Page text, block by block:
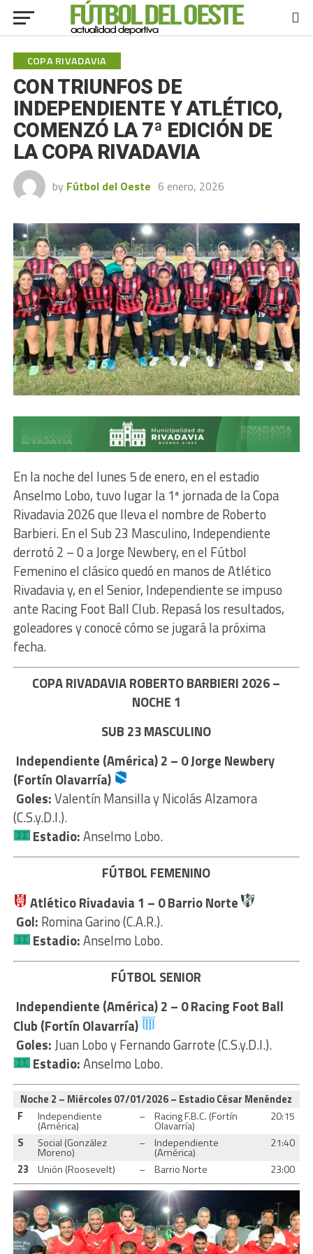
COPA RIVADAVIA
CON TRIUNFOS DE
INDEPENDIENTE Y ATLÉTICO,
COMENZÓ LA 7ª EDICIÓN DE
LA COPA RIVADAVIA
by Fútbol del Oeste 6 enero, 2026
En la noche del lunes 5 de enero, en el estadio
Anselmo Lobo, tuvo lugar la 1ª jornada de la Copa
Rivadavia 2026 que lleva el nombre de Roberto
Barbieri. En el Sub 23 Masculino, Independiente
derrotó 2 – 0 a Jorge Newbery, en el Fútbol
Femenino el clásico quedó en manos de Atlético
Rivadavia y, en el Senior, Independiente se impuso
ante Racing Foot Ball Club. Repasá los resultados,
goleadores y conocé cómo se jugará la próxima
fecha.
COPA RIVADAVIA ROBERTO BARBIERI 2026 –
NOCHE 1
SUB 23 MASCULINO
Independiente (América) 2 – 0 Jorge Newbery
(Fortín Olavarría)
Goles:Valentín Mansilla y Nicolás Alzamora
(C.S.y.D.I.).
Estadio:Anselmo Lobo.
FÚTBOL FEMENINO
Atlético Rivadavia 1 – 0Barrio Norte
Gol: Romina Garino (C.A.R.).
Estadio:Anselmo Lobo.
FÚTBOL SENIOR
Independiente (América) 2 – 0Racing Foot Ball
Club (Fortín Olavarría)
Goles:Juan Lobo y Fernando Garrote (C.S.y.D.I.).
Estadio:Anselmo Lobo.
Noche 2 – Miércoles 07/01/2026 – Estadio César Menéndez
F
Independiente
(América)
– Racing F.B.C. (Fortín
Olavarría)
20:15
S
Social (González
Moreno)
– Independiente
(América)
21:40
23
Unión (Roosevelt) – Barrio Norte 23:00